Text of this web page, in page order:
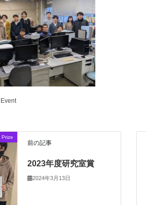
Event
Prize
前の記事
2023年度研究室賞
2024年3月13日